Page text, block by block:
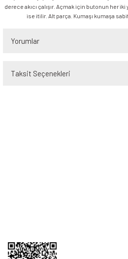
derece akıcı çalışır. Açmak için butonun her iki
ise itilir. Alt parça. Kumaşı kumaşa
Yorumlar
Taksit Seçenekleri